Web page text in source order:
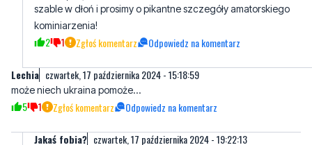
Lechia czwartek, 17 października 2024 - 15:18:59
może niech ukraina pomoże...
Jakaś fobia? czwartek, 17 października 2024 - 19:22:13
To do specjalisty!!!